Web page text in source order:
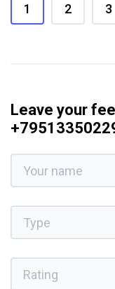
1 2 3
Leave your